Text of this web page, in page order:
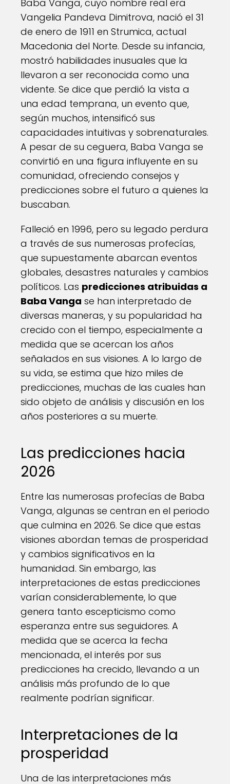
Baba Vanga, cuyo nombre real era
Vangelia Pandeva Dimitrova, nació el 31
de enero de 1911 en Strumica, actual
Macedonia del Norte. Desde su infancia,
mostró habilidades inusuales que la
llevaron a ser reconocida como una
vidente. Se dice que perdió la vista a
una edad temprana, un evento que,
según muchos, intensificó sus
capacidades intuitivas y sobrenaturales.
A pesar de su ceguera, Baba Vanga se
convirtió en una figura influyente en su
comunidad, ofreciendo consejos y
predicciones sobre el futuro a quienes la
buscaban.
Falleció en 1996, pero su legado perdura
a través de sus numerosas profecías,
que supuestamente abarcan eventos
globales, desastres naturales y cambios
políticos. Las predicciones atribuidas a
Baba Vanga se han interpretado de
diversas maneras, y su popularidad ha
crecido con el tiempo, especialmente a
medida que se acercan los años
señalados en sus visiones. A lo largo de
su vida, se estima que hizo miles de
predicciones, muchas de las cuales han
sido objeto de análisis y discusión en los
años posteriores a su muerte.
Las predicciones hacia
2026
Entre las numerosas profecías de Baba
Vanga, algunas se centran en el periodo
que culmina en 2026. Se dice que estas
visiones abordan temas de prosperidad
y cambios significativos en la
humanidad. Sin embargo, las
interpretaciones de estas predicciones
varían considerablemente, lo que
genera tanto escepticismo como
esperanza entre sus seguidores. A
medida que se acerca la fecha
mencionada, el interés por sus
predicciones ha crecido, llevando a un
análisis más profundo de lo que
realmente podrían significar.
Interpretaciones de la
prosperidad
Una de las interpretaciones más